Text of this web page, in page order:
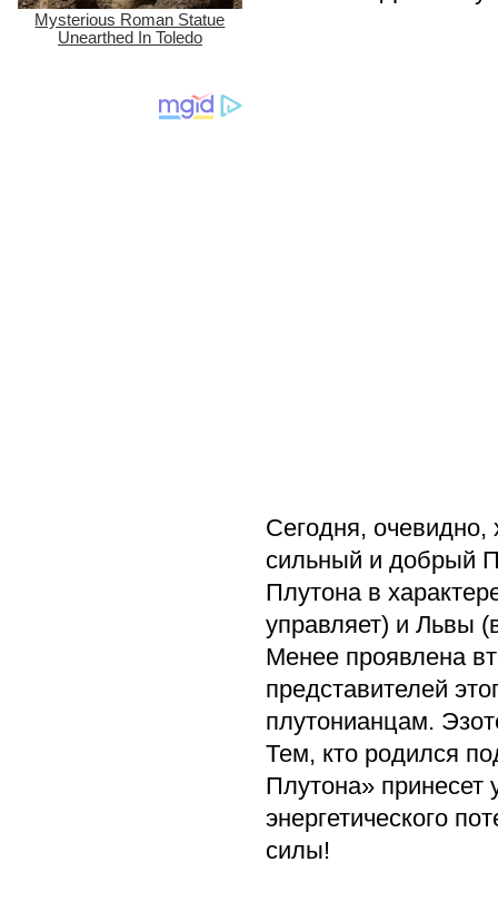
Сегодня,
сильный и добрый
Плутона в
управляет) и Львы
Менее проявлена
представителей
плутонианцам.
Тем, кто родился
Плутона» принесет
энергетического
силы!